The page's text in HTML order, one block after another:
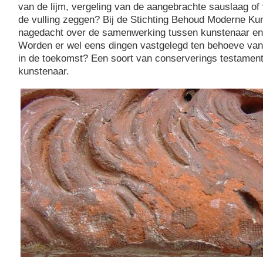
van de lijm, vergeling van de aangebrachte sauslaag
de vulling zeggen? Bij de Stichting Behoud Moderne
nagedacht over de samenwerking tussen kunstenaar
Worden er wel eens dingen vastgelegd ten behoeve
in de toekomst? Een soort van conserverings
kunstenaar.